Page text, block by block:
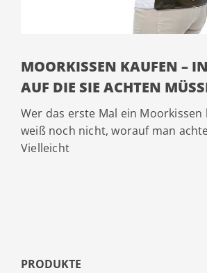
MOORKISSEN KAUFEN –
AUF DIE SIE ACHTEN
Wer das erste Mal ein Moorkissen
weiß noch nicht, worauf man
Vielleicht
PRODUKTE